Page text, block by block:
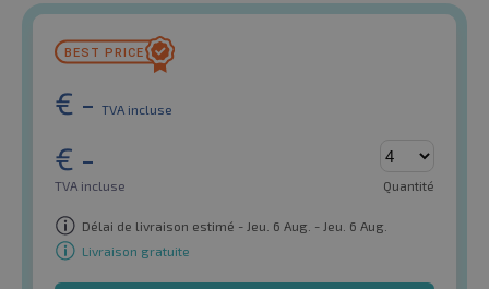
€ - TVA incluse
€ -
TVA incluse Quantité
Délai de livraison estimé - Jeu. 6 Aug. - Jeu. 6 Aug.
Livraison gratuite